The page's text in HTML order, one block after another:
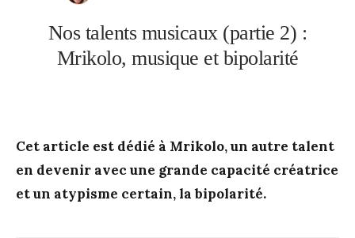
Nos talents musicaux (partie 2) :
Mrikolo, musique et bipolarité
Cet article est dédié à Mrikolo, un autre talent
en devenir avec une grande capacité créatrice
et un atypisme certain, la bipolarité.